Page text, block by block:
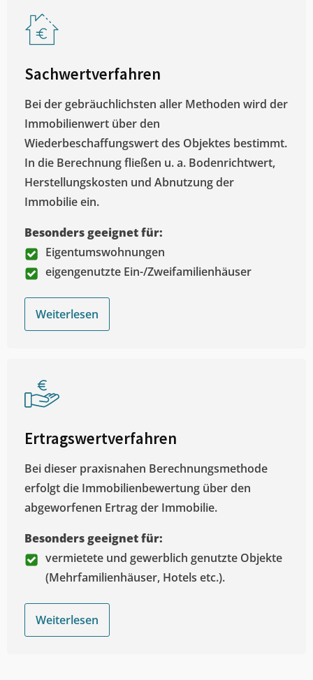
Sachwertverfahren
Bei der gebräuchlichsten aller Methoden wird der
Immobilienwert über den
Wiederbeschaffungswert des Objektes bestimmt.
In die Berechnung fließen u. a. Bodenrichtwert,
Herstellungskosten und Abnutzung der
Immobilie ein.
Besonders geeignet für:
Eigentumswohnungen
eigengenutzte Ein-/Zweifamilienhäuser
Weiterlesen
Ertragswertverfahren
Bei dieser praxisnahen Berechnungsmethode
erfolgt die Immobilienbewertung über den
abgeworfenen Ertrag der Immobilie.
Besonders geeignet für:
vermietete und gewerblich genutzte Objekte
(Mehrfamilienhäuser, Hotels etc.).
Weiterlesen